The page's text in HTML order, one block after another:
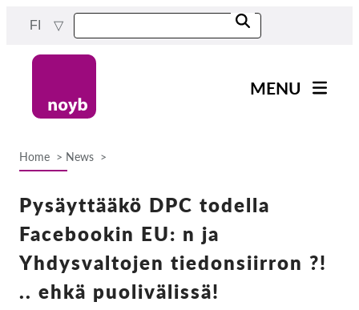
content
FI
MENU
Projektit
Home News
Pysäyttääkö DPC todella
Facebookin EU: n ja
Yhdysvaltojen tiedonsiirron ?!
.. ehkä puolivälissä!